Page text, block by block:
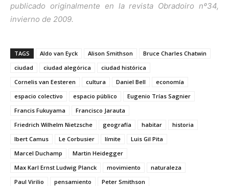
publicado originalmente en la revista Obradoiro nº34,
invierno de 2009.
TAGS Aldo van Eyck Alison Smithson
Bruce Charles Chatwin
ciudad
ciudad alegórica
ciudad histórica
Cornelis van Eesteren
cultura Daniel Bell
economía
espacio colectivo
espacio público
Eugenio Trías Sagnier
Francis Fukuyama
Francisco Jarauta
Friedrich Wilhelm Nietzsche
geografía habitar
historia
lbert Camus
Le Corbusier límite
Luis Gil Pita
Marcel Duchamp
Martin Heidegger
Max Karl Ernst Ludwig Planck
movimiento
naturaleza
Paul Virilio
pensamiento
Peter Smithson